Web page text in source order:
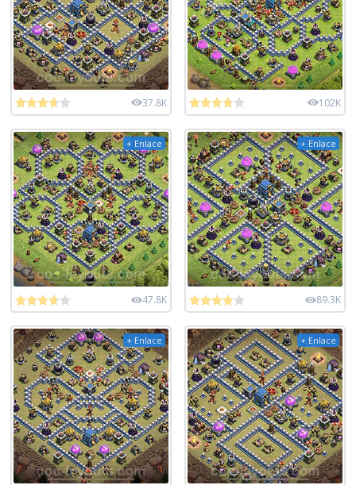
37.8K 102K
+ Enlace
47.8K
+ Enlace
89.3K
+ Enlace + Enlace